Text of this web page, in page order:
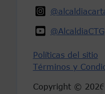
@AlcaldiaCTG
Políticas del sitio
Términos y
Copyright ©